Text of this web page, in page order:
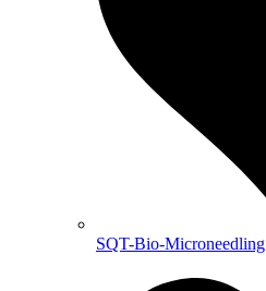
SQT-Bio-Microneedling